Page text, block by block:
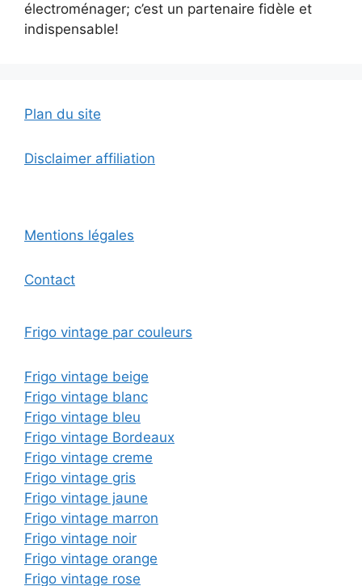
électroménager; c’est un partenaire fidèle et
indispensable!
Plan du site
Disclaimer affiliation
Mentions légales
Contact
Frigo vintage par couleurs
Frigo vintage beige
Frigo vintage blanc
Frigo vintage bleu
Frigo vintage Bordeaux
Frigo vintage creme
Frigo vintage gris
Frigo vintage jaune
Frigo vintage marron
Frigo vintage noir
Frigo vintage orange
Frigo vintage rose